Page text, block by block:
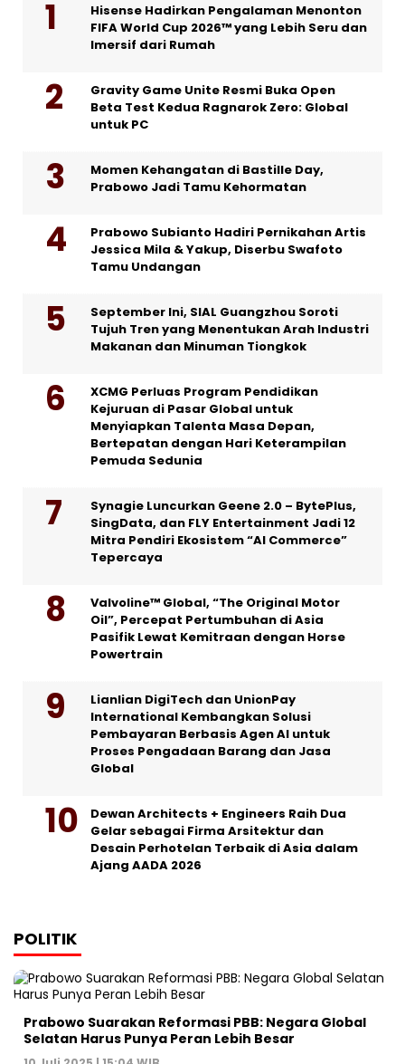
Hisense Hadirkan Pengalaman Menonton
FIFA World Cup 2026™ yang Lebih Seru dan
Imersif dari Rumah
Gravity Game Unite Resmi Buka Open
Beta Test Kedua Ragnarok Zero: Global
untuk PC
Momen Kehangatan di Bastille Day,
Prabowo Jadi Tamu Kehormatan
Prabowo Subianto Hadiri Pernikahan Artis
Jessica Mila & Yakup, Diserbu Swafoto
Tamu Undangan
September Ini, SIAL Guangzhou Soroti
Tujuh Tren yang Menentukan Arah Industri
Makanan dan Minuman Tiongkok
XCMG Perluas Program Pendidikan
Kejuruan di Pasar Global untuk
Menyiapkan Talenta Masa Depan,
Bertepatan dengan Hari Keterampilan
Pemuda Sedunia
Synagie Luncurkan Geene 2.0 – BytePlus,
SingData, dan FLY Entertainment Jadi 12
Mitra Pendiri Ekosistem “AI Commerce”
Tepercaya
Valvoline™ Global, “The Original Motor
Oil”, Percepat Pertumbuhan di Asia
Pasifik Lewat Kemitraan dengan Horse
Powertrain
Lianlian DigiTech dan UnionPay
International Kembangkan Solusi
Pembayaran Berbasis Agen AI untuk
Proses Pengadaan Barang dan Jasa
Global
Dewan Architects + Engineers Raih Dua
Gelar sebagai Firma Arsitektur dan
Desain Perhotelan Terbaik di Asia dalam
Ajang AADA 2026
POLITIK
Prabowo Suarakan Reformasi PBB: Negara Global
Selatan Harus Punya Peran Lebih Besar